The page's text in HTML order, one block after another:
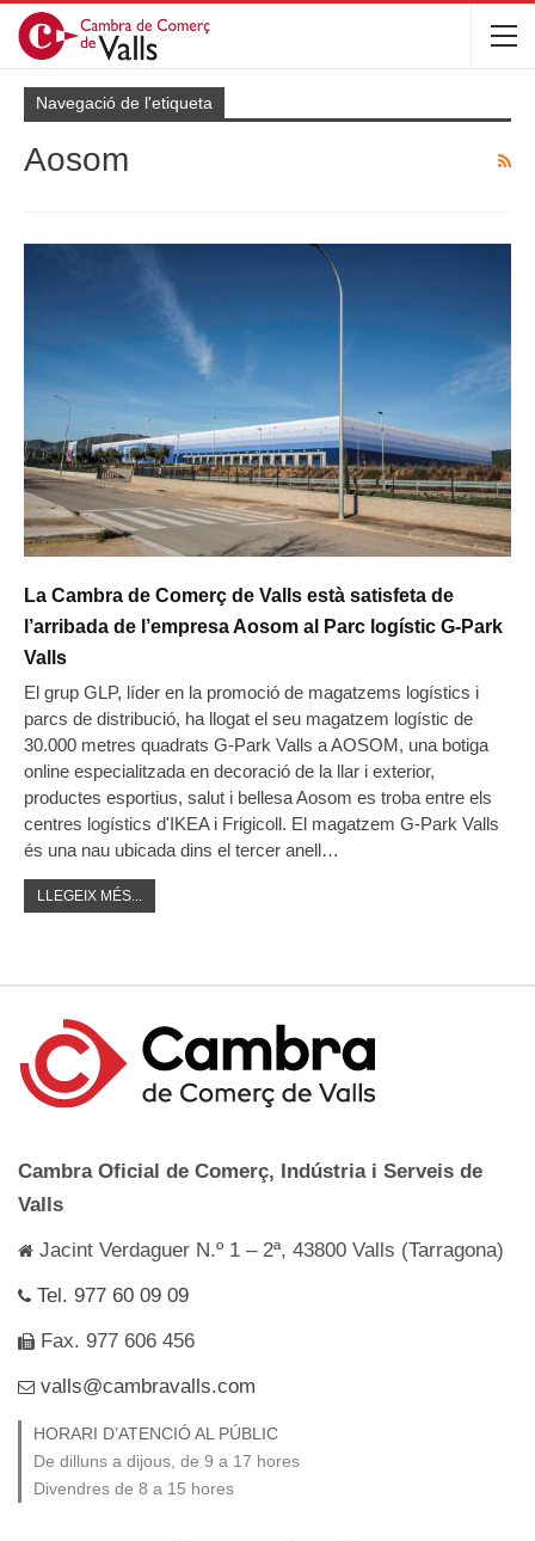
Navegació de l'etiqueta
Aosom
La Cambra de Comerç de Valls està satisfeta de
l’arribada de l’empresa Aosom al Parc logístic G-Park
Valls
El grup GLP, líder en la promoció de magatzems logístics i
parcs de distribució, ha llogat el seu magatzem logístic de
30.000 metres quadrats G-Park Valls a AOSOM, una botiga
online especialitzada en decoració de la llar i exterior,
productes esportius, salut i bellesa Aosom es troba entre els
centres logístics d'IKEA i Frigicoll. El magatzem G-Park Valls
és una nau ubicada dins el tercer anell…
LLEGEIX MÉS...
Cambra Oficial de Comerç, Indústria i Serveis de
Valls
Jacint Verdaguer N.º 1 – 2ª, 43800 Valls (Tarragona)
Tel. 977 60 09 09
Fax. 977 606 456
valls@cambravalls.com
HORARI D’ATENCIÓ AL PÚBLIC
De dilluns a dijous, de 9 a 17 hores
Divendres de 8 a 15 hores